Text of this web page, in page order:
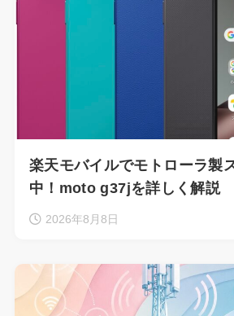
楽天モバイルでモトローラ製
中！moto g37jを詳しく解説
2026年8月8日